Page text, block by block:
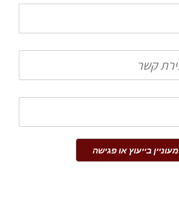
מעוניין בייעוץ או פגישה